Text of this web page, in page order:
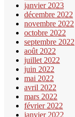
janvier 2023
décembre 2022
novembre 2022
octobre 2022
septembre 2022
août 2022
juillet 2022
juin 2022
mai 2022
avril 2022
mars 2022
février 2022
janvier 2022